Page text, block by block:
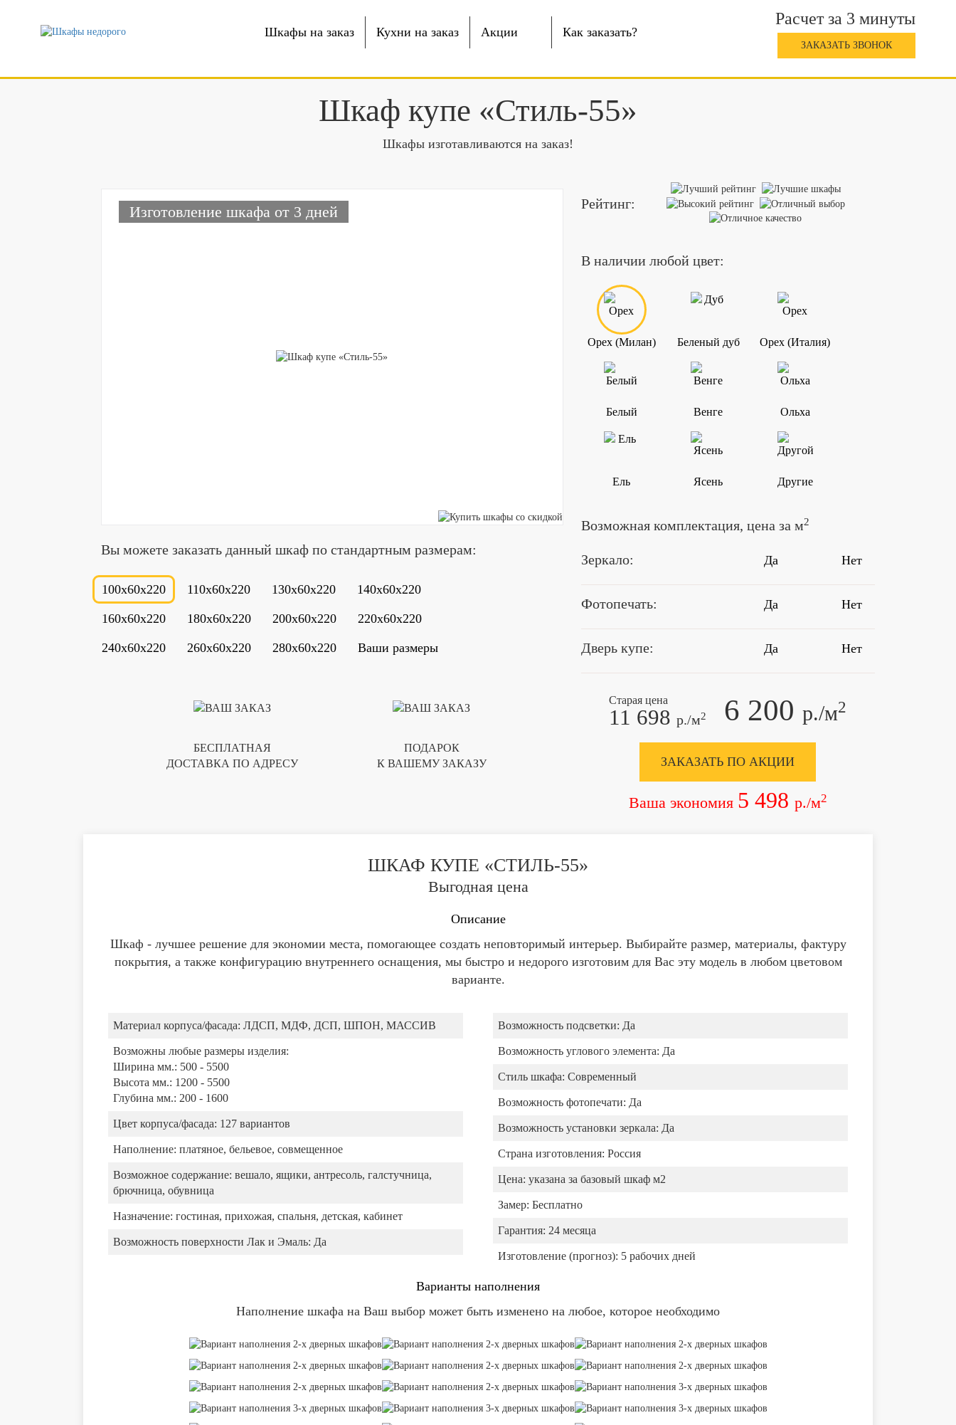
Шкафы на заказ Кухни на заказ Акции Как заказать?
Расчет за 3 минуты
ЗАКАЗАТЬ ЗВОНОК
Шкаф купе «Стиль-55»
Шкафы изготавливаются на заказ!
Изготовление шкафа от 3 дней
Вы можете заказать данный шкаф по стандартным размерам:
100x60x220 110x60x220 130x60x220 140x60x220
160x60x220 180x60x220 200x60x220 220x60x220
240x60x220 260x60x220 280x60x220 Ваши размеры
БЕСПЛАТНАЯ
ДОСТАВКА ПО АДРЕСУ
ПОДАРОК
К ВАШЕМУ ЗАКАЗУ
Рейтинг:
В наличии любой цвет:
Орех (Милан) Беленый дуб Орех (Италия)
Белый Венге Ольха
Ель Ясень Другие
Возможная комплектация, цена за м2
Зеркало: Да Нет
Фотопечать: Да Нет
Дверь купе: Да Нет
Старая цена
11 698р./м2 6 200р./м2
ЗАКАЗАТЬ ПО АКЦИИ
Ваша экономия 5 498 р./м2
ШКАФ КУПЕ «СТИЛЬ-55»
Выгодная цена
Описание
Шкаф - лучшее решение для экономии места, помогающее создать неповторимый интерьер. Выбирайте размер, материалы, фактуру
покрытия, а также конфигурацию внутреннего оснащения, мы быстро и недорого изготовим для Вас эту модель в любом цветовом
варианте.
Материал корпуса/фасада: ЛДСП, МДФ, ДСП, ШПОН, МАССИВ
Возможны любые размеры изделия:
Ширина мм.: 500 - 5500
Высота мм.: 1200 - 5500
Глубина мм.: 200 - 1600
Цвет корпуса/фасада: 127 вариантов
Наполнение: платяное, бельевое, совмещенное
Возможное содержание: вешало, ящики, антресоль, галстучница,
брючница, обувница
Назначение: гостиная, прихожая, спальня, детская, кабинет
Возможность поверхности Лак и Эмаль: Да
Возможность подсветки: Да
Возможность углового элемента: Да
Стиль шкафа: Современный
Возможность фотопечати: Да
Возможность установки зеркала: Да
Страна изготовления: Россия
Цена: указана за базовый шкаф м2
Замер: Бесплатно
Гарантия: 24 месяца
Изготовление (прогноз): 5 рабочих дней
Варианты наполнения
Наполнение шкафа на Ваш выбор может быть изменено на любое, которое необходимо